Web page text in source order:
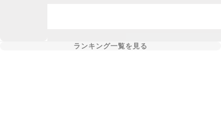
ランキング一覧を見る